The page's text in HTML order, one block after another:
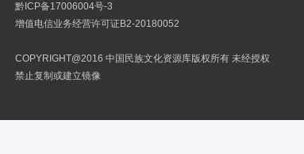
黔ICP备17006004号-3
增值电信业务经营许可证B2-20180052
COPYRIGHT@2016 中国民族文化资源库版权所有 未经授权
禁止复制或建立镜像